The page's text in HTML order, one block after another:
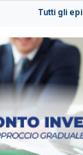
Tutti gli